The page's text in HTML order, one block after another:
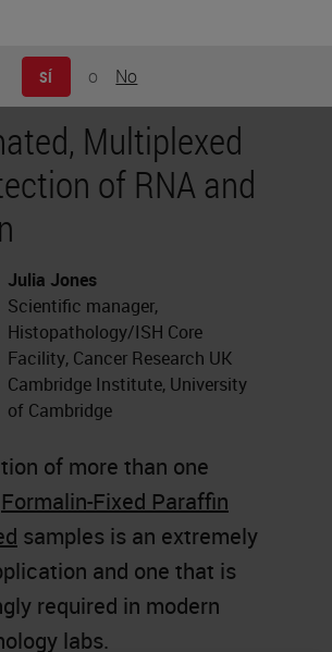
SÍ o No
Multiplexed
of RNA and
Julia Jones
Scientific manager,
Histopathology/ISH Core
Facility, Cancer Research UK
Cambridge Institute, University
of Cambridge
of more than one
Formalin-Fixed Paraffin
samples is an extremely
and one that is
required in modern
labs.